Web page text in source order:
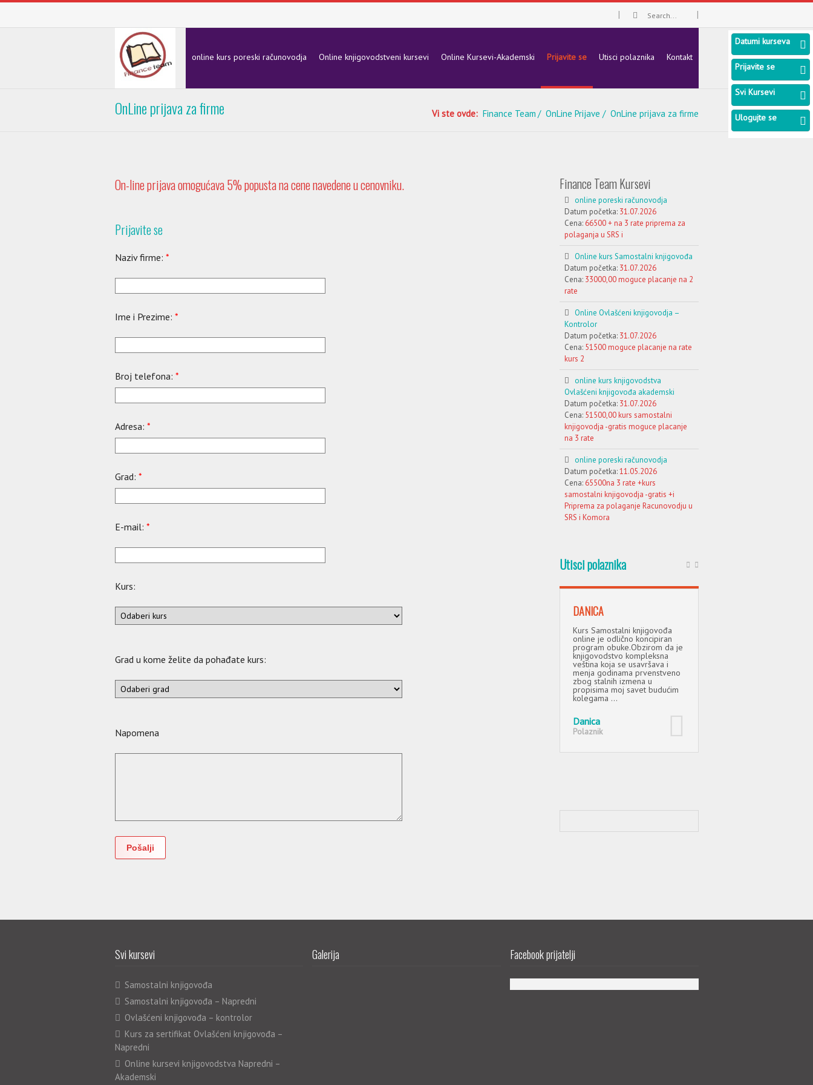
online kurs poreski računovodja Online knjigovodstveni kursevi Online Kursevi-Akademski Prijavite se Utisci polaznika Kontakt
OnLine prijava za firme Vi ste ovde: Finance Team OnLine Prijave OnLine prijava za firme
On-line prijava omogućava 5% popusta na cene navedene u cenovniku.
Prijavite se
Naziv firme: *
Ime i Prezime: *
Broj telefona: *
Adresa: *
Grad: *
E-mail: *
Kurs:
Grad u kome želite da pohađate kurs:
Napomena
Finance Team Kursevi
online poreski računovodja
Datum početka: 31.07.2026
Cena: 66500 + na 3 rate priprema za
polaganja u SRS i
Online kurs Samostalni knjigovođa
Datum početka: 31.07.2026
Cena: 33000,00 moguce placanje na 2
rate
Online Ovlašćeni knjigovodja –
Kontrolor
Datum početka: 31.07.2026
Cena: 51500 moguce placanje na rate
kurs 2
online kurs knjigovodstva
Ovlašćeni knjigovođa akademski
Datum početka: 31.07.2026
Cena: 51500,00 kurs samostalni
knjigovodja -gratis moguce placanje
na 3 rate
online poreski računovodja
Datum početka:11.05.2026
Cena: 65500na 3 rate +kurs
samostalni knjigovodja -gratis +i
Priprema za polaganje Racunovodju u
SRS i Komora
Utisci polaznika
DANICA
Kurs Samostalni knjigovođa
online je odlično koncipiran
program obuke.Obzirom da je
knjigovodstvo kompleksna
veština koja se usavršava i
menja godinama prvenstveno
zbog stalnih izmena u
propisima moj savet budućim
kolegama ...
Danica
Polaznik
Svi kursevi
Samostalni knjigovođa
Samostalni knjigovođa – Napredni
Ovlašćeni knjigovođa – kontrolor
Kurs za sertifikat Ovlašćeni knjigovođa –
Napredni
Online kursevi knjigovodstva Napredni –
Akademski
Galerija Facebook prijatelji
Datumi kurseva
Prijavite se
Svi Kursevi
Ulogujte se